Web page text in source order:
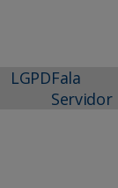
LGPDFala
Servidor